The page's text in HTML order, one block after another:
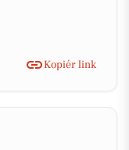
Kopiér link